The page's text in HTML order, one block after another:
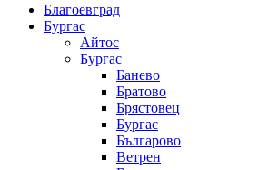
Благоевград
Бургас
Айтос
Бургас
Банево
Братово
Брястовец
Бургас
Българово
Ветрен